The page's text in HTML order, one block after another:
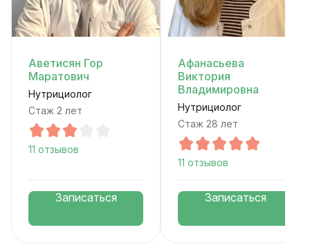
Аветисян Гор
Маратович
Нутрициолог
Стаж 2 лет
11 отзывов
Записаться
Афанасьева
Виктория
Владимировна
Нутрициолог
Стаж 28 лет
11 отзывов
Записаться